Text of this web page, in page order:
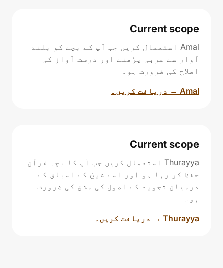
Current scope
Amal استعمال کریں جب آپ کے بچے کو بلند
آواز سے عربی پڑھنے اور درست آواز کی
اصلاح کی ضرورت ہو۔
Amal → دریافت کریں۔
Current scope
Thurayya استعمال کریں جب آپ کا بچہ قرآن
حفظ کر رہا ہو اور اسے شیخ کے اسباق کے
درمیان تجوید کے اصول کی مشق کی ضرورت
ہو۔
Thurayya → دریافت کریں۔